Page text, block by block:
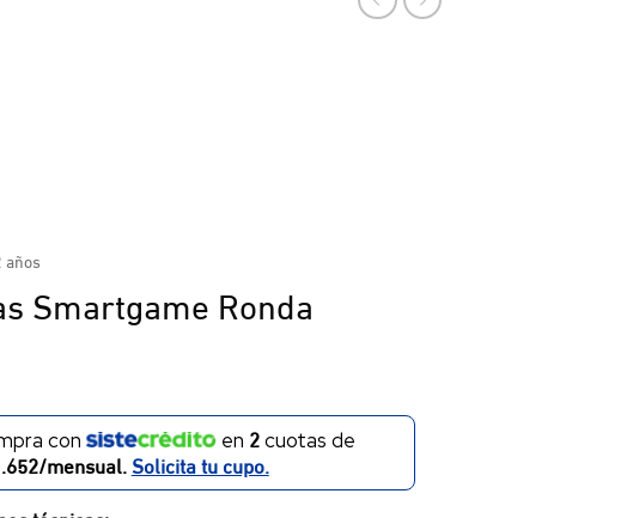
años
Smartgame Ronda
con en 2cuotas de
mensual.Solicita tu cupo.